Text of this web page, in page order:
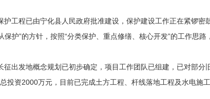
程已由宁化县人民政府批准建设，保护建设工作正在紧锣密
护”的方针，按照“分类保护、重点修缮、核心开发”的工作思
发地概念规划已初步确定，项目工作团队已组建，已对部分
投资2000万元，目前已完成土方工程、杆线落地工程及水电施